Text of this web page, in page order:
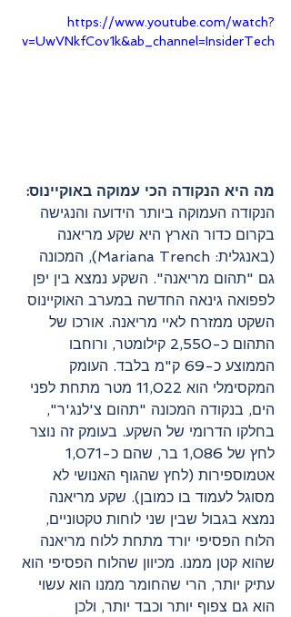
https://www.youtube.com/watch?
v=UwVNkfCov1k&ab_channel=InsiderTech
מה היא הנקודה הכי עמוקה באוקיינוס:
הנקודה העמוקה ביותר הידועה והנגישה
בקרום כדור הארץ היא שקע מריאנה
(באנגלית: Mariana Trench), המכונה
גם "תהום מריאנה". השקע נמצא בין יפן
לפפואה גינאה החדשה במערב האוקיינוס
השקט ממזרח לאיי מריאנה. אורכו של
התהום כ-2,550 קילומטר, ורוחבו
הממוצע כ-69 ק"מ בלבד. העומק
המקסימלי הוא 11,022 מטר מתחת לפני
הים, בנקודה המכונה "תהום צ'לנג'ר",
בחלקו הדרומי של השקע. בעומק זה נוצר
אטמוספירות (לחץ שהגוף האנושי לא
מסוגל לעמוד בו כמובן). שקע מריאנה
נמצא בגבול שבין שני לוחות טקטוניים,
הלוח הפסיפי יורד מתחת ללוח מריאנה
שהוא קטן ממנו. מכיוון שהלוח הפסיפי הוא
עתיק יותר, הרי שהחומר ממנו הוא עשוי
הוא גם צפוף יותר וכבד יותר, ולכן